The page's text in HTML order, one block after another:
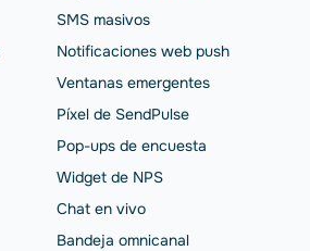
SMS masivos
Notificaciones web push
Ventanas emergentes
Píxel de SendPulse
Pop-ups de encuesta
Widget de NPS
Chat en vivo
Bandeja omnicanal